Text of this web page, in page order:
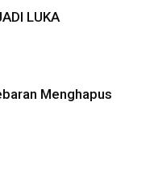
LUKA
Menghapus